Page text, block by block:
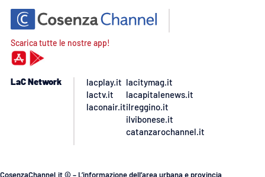
Scarica tutte le nostre app!
LaC Network
lacplay.it
lactv.it
laconair.it
lacitymag.it
lacapitalenews.it
ilreggino.it
ilvibonese.it
catanzarochannel.it
CosenzaChannel.it © – L’informazione dell’area urbana e provincia